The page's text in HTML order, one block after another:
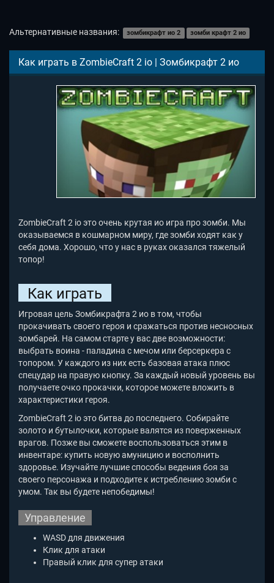
Альтернативные названия: зомбикрафт ио 2 зомби крафт 2 ио
Как играть в ZombieCraft 2 io | Зомбикрафт 2 ио
ZombieCraft 2 io это очень крутая ио игра про зомби. Мы
оказываемся в кошмарном миру, где зомби ходят как у
себя дома. Хорошо, что у нас в руках оказался тяжелый
топор!
Как играть
Игровая цель Зомбикрафта 2 ио в том, чтобы
прокачивать своего героя и сражаться против несносных
зомбарей. На самом старте у вас две возможности:
выбрать воина - паладина с мечом или берсеркера с
топором. У каждого из них есть базовая атака плюс
спецудар на правую кнопку. За каждый новый уровень вы
получаете очко прокачки, которое можете вложить в
характеристики героя.
ZombieCraft 2 ioэто битва до последнего. Собирайте
золото и бутылочки, которые валятся из поверженных
врагов. Позже вы сможете воспользоваться этим в
инвентаре: купить новую амуницию и восполнить
здоровье. Изучайте лучшие способы ведения боя за
своего персонажа и подходите к истреблению зомби с
умом. Так вы будете непобедимы!
Управление
WASD для движения
Клик для атаки
Правый клик для супер атаки